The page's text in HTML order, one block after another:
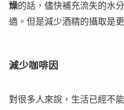
燥的話，儘快補充流失的水
適。但是減少酒精的攝取是
減少咖啡因
對很多人來說，生活已經不